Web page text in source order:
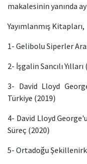
makalesinin yanında
Yayımlanmış Kitapları,
1- Gelibolu Siperler
2- İşgalin Sancılı Yılları
3- David Lloyd
Türkiye (2019)
4- David Lloyd
Süreç (2020)
5- Ortadoğu